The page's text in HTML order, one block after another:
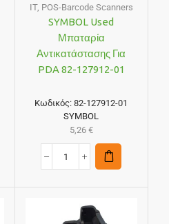
IT, POS-Barcode Scanners
SYMBOL Used
Μπαταρία
Αντικατάστασης Για
PDA 82-127912-01
Κωδικός:82-127912-01
SYMBOL
5,26 €